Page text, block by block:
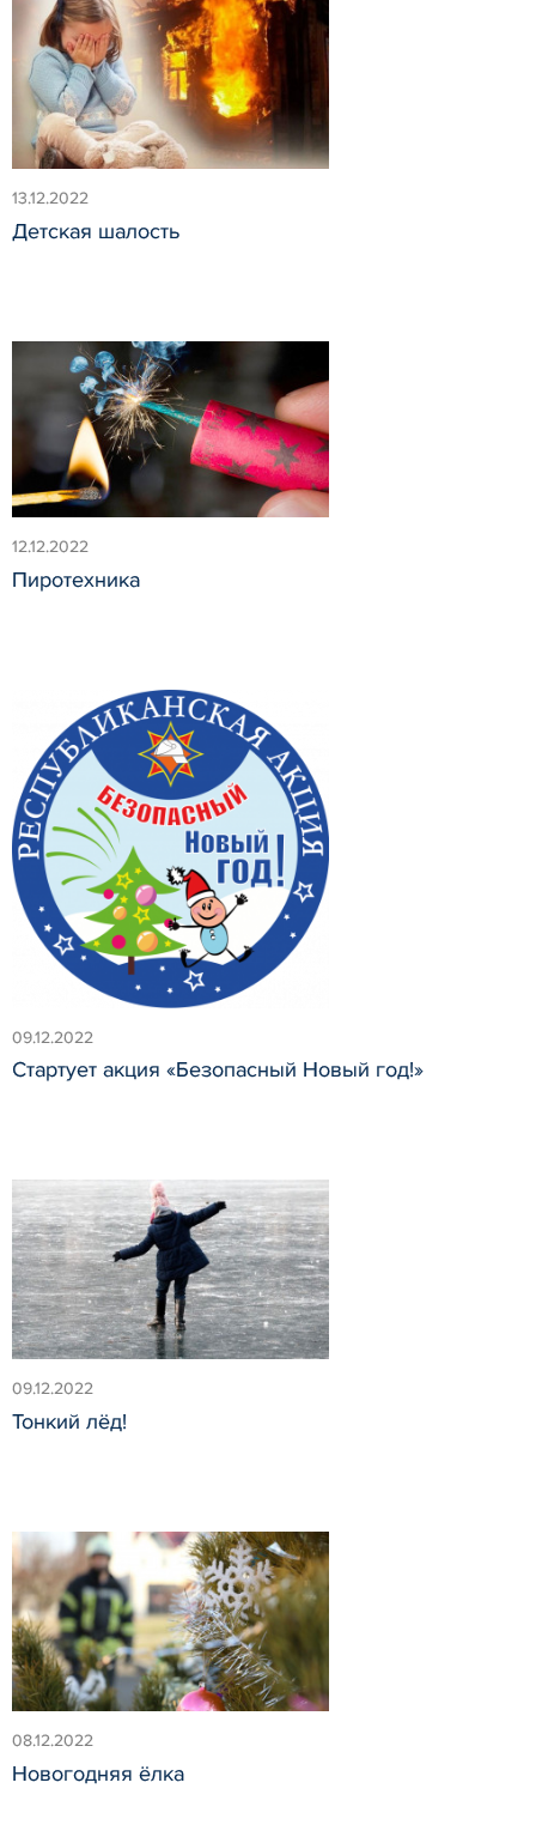
13.12.2022
Детская шалость
12.12.2022
Пиротехника
09.12.2022
Стартует акция «Безопасный Новый год!»
09.12.2022
Тонкий лёд!
08.12.2022
Новогодняя ёлка